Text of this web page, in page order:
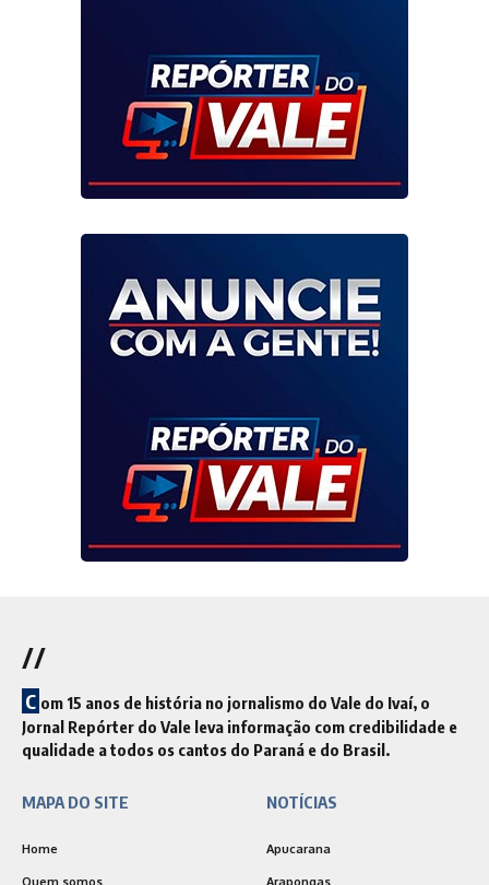
//
C om 15 anos de história no jornalismo do Vale do Ivaí, o
Jornal Repórter do Vale leva informação com credibilidade e
qualidade a todos os cantos do Paraná e do Brasil.
MAPA DO SITE
Home
Quem somos
NOTÍCIAS
Apucarana
Arapongas